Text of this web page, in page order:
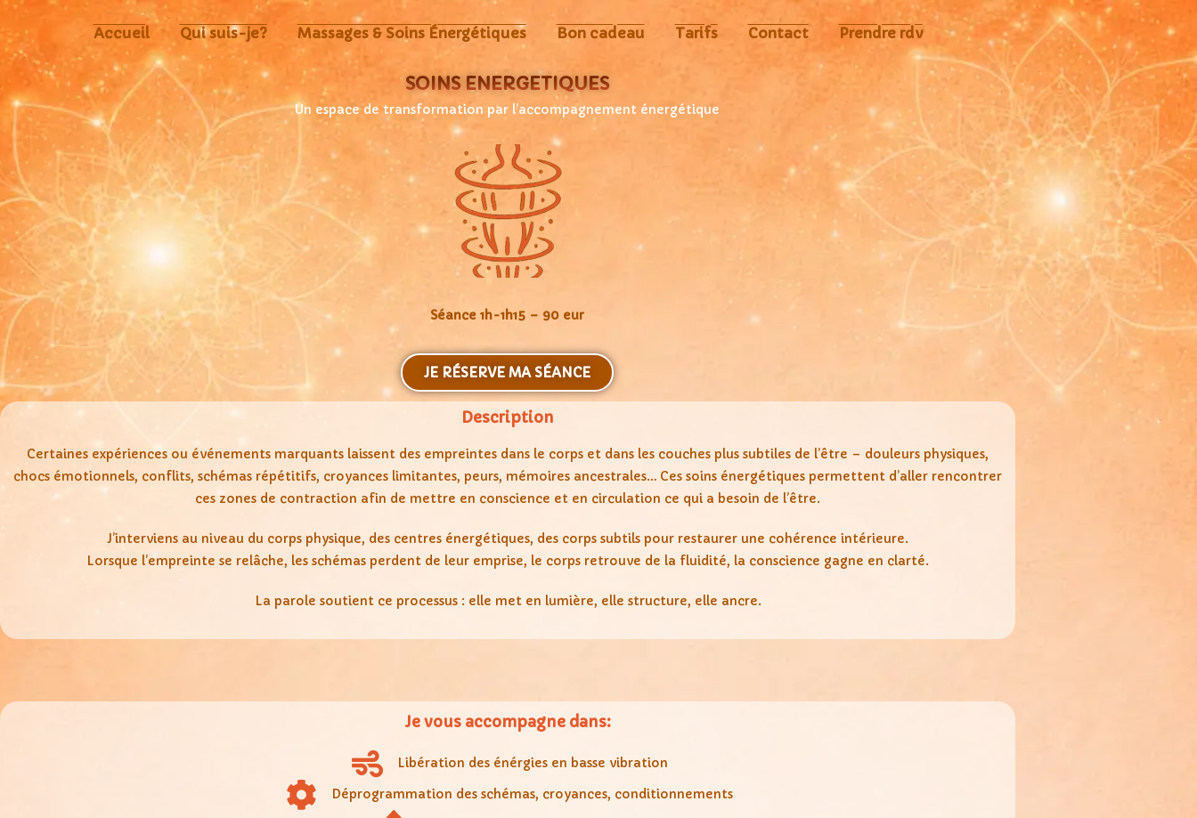
Accueil Qui suis-je? Massages & Soins Énergétiques Bon cadeau Tarifs Contact Prendre rdv
SOINS ÉNERGÉTIQUES
Un espace de transformation par l’accompagnement énergétique
Séance 1h-1h15 – 90 eur
JE RÉSERVE MA SÉANCE
Description
Certaines expériences ou événements marquants laissent des empreintes dans le corps et dans les couches plus subtiles de l’être – douleurs physiques,
chocs émotionnels, conflits, schémas répétitifs, croyances limitantes, peurs, mémoires ancestrales… Ces soins énergétiques permettent d’aller rencontrer
ces zones de contraction afin de mettre en conscience et en circulation ce qui a besoin de l’être.
J’interviens au niveau du corps physique, des centres énergétiques, des corps subtils pour restaurer une cohérence intérieure.
Lorsque l’empreinte se relâche, les schémas perdent de leur emprise, le corps retrouve de la fluidité, la conscience gagne en clarté.
La parole soutient ce processus : elle met en lumière, elle structure, elle ancre.
Je vous accompagne dans:
Libération des énérgies en basse vibration
Déprogrammation des schémas, croyances, conditionnements